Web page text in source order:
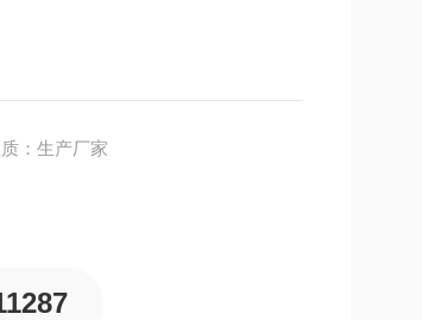
：生产厂家